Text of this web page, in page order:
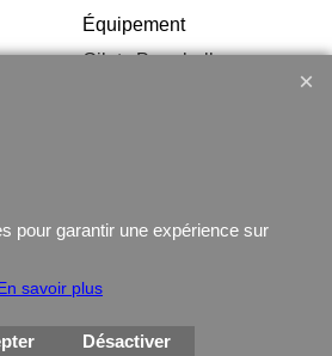
Équipement
Gilets Pare-balles
GPS
pour garantir une expérience sur
savoir plus
Désactiver